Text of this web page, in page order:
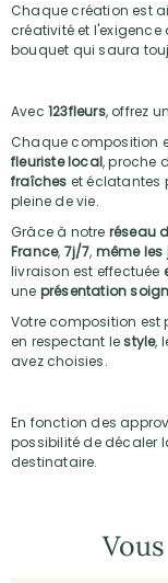
Chaque création est
créativité et l'exigence
bouquet qui saura
Avec 123fleurs, offrez
Chaque composition
fleuriste local, proche
fraîches et éclatantes
pleine de vie.
Grâce à notre réseau
France, 7j/7, même les
livraison est effectuée
une présentation
Votre composition est
en respectant lestyle,
avez choisies.
En fonction des
possibilité de décaler
destinataire.